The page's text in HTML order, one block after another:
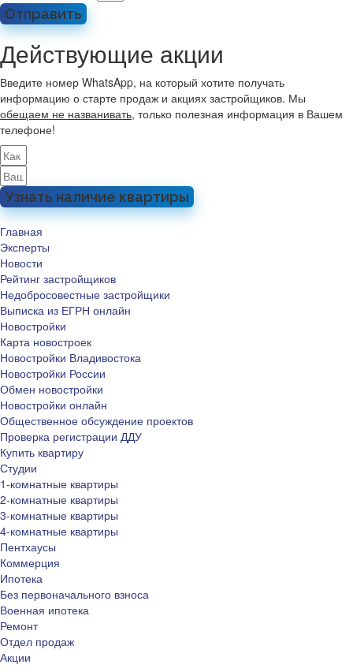
Отправить
Действующие акции
Введите номер WhatsApp, на который хотите получать
информацию о старте продаж и акциях застройщиков. Мы
обещаем не названивать, только полезная информация в Вашем
телефоне!
Узнать наличие квартиры
Главная
Эксперты
Новости
Рейтинг застройщиков
Недобросовестные застройщики
Выписка из ЕГРН онлайн
Новостройки
Карта новостроек
Новостройки Владивостока
Новостройки России
Обмен новостройки
Новостройки онлайн
Общественное обсуждение проектов
Проверка регистрации ДДУ
Купить квартиру
Студии
1-комнатные квартиры
2-комнатные квартиры
3-комнатные квартиры
4-комнатные квартиры
Пентхаусы
Коммерция
Ипотека
Без первоначального взноса
Военная ипотека
Ремонт
Отдел продаж
Акции